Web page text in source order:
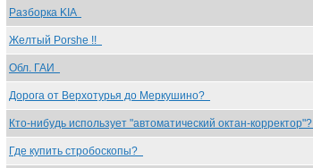
Разборка KIA
Желтый Porshe !!
Обл. ГАИ
Дорога от Верхотурья до Меркушино?
Кто-нибудь использует "автоматический октан-корректор"?
Где купить стробоскопы?